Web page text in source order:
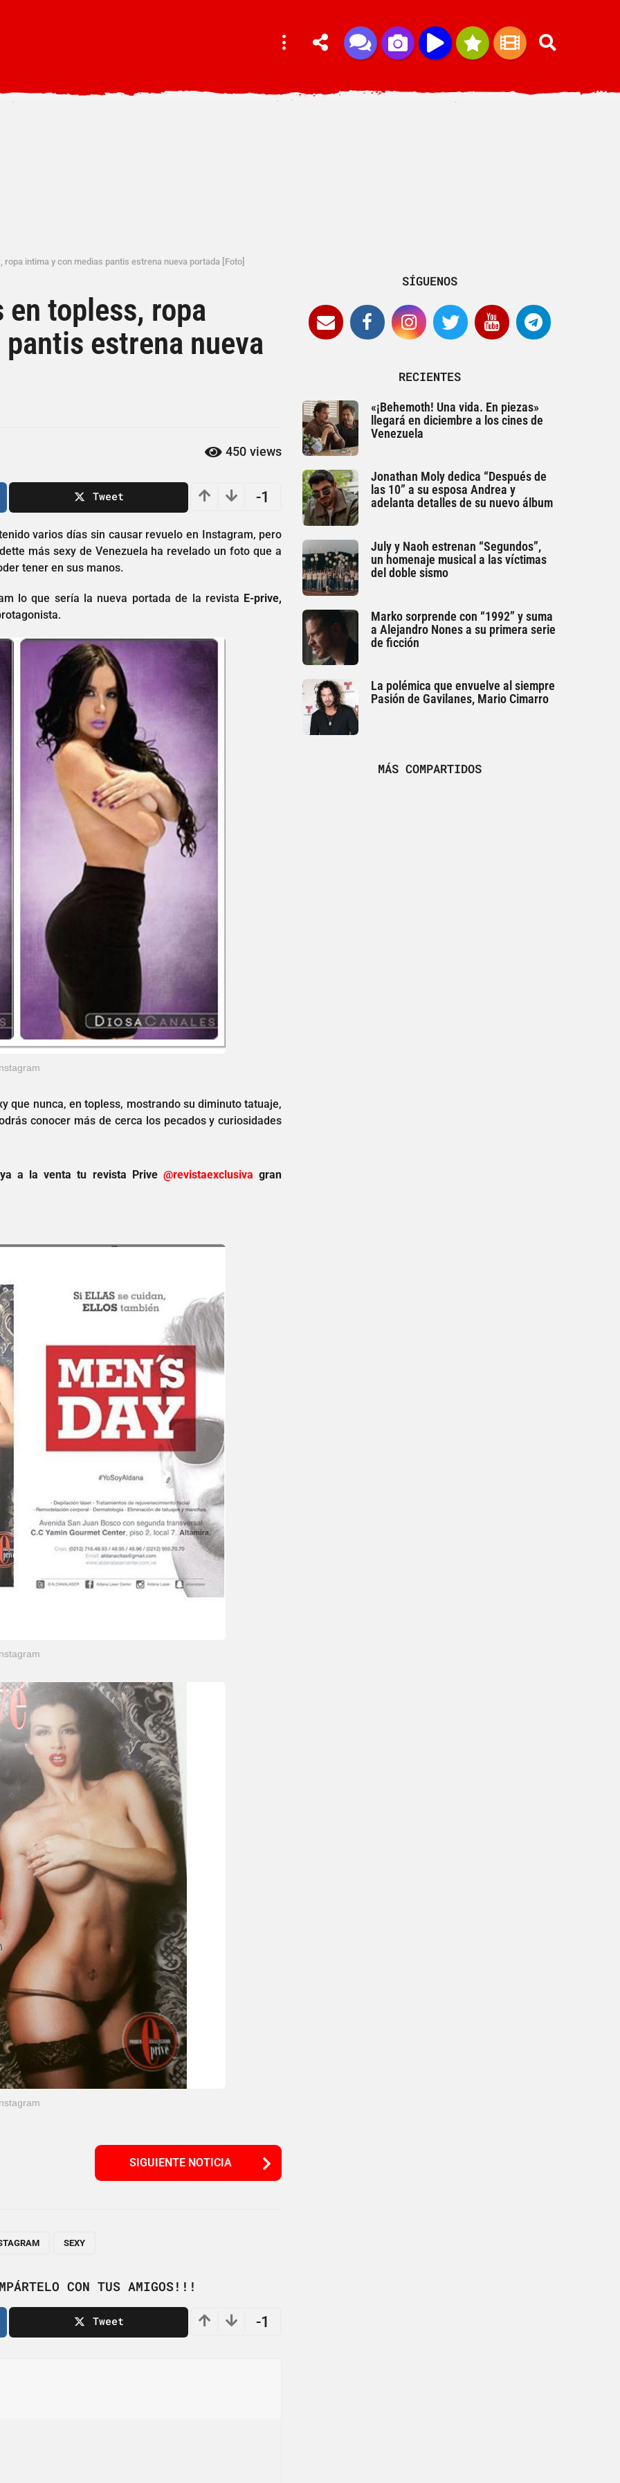
ropa intima y con medias pantis estrena nueva portada [Foto]
en topless, ropa
estrena nueva
450 views
-1
Tweet
varios días sin causar revuelo en Instagram, pero
más sexy de Venezuela ha revelado un foto que a
tener en sus manos.
lo que sería la nueva portada de la revista E-prive,
que nunca, en topless, mostrando su diminuto tatuaje,
conocer más de cerca los pecados y curiosidades
ya a la venta tu revista Prive@revistaexclusiva gran
SIGUIENTE NOTICIA
SEXY
CON TUS AMIGOS!!!
-1
Tweet
SÍGUENOS
RECIENTES
«¡Behemoth! Una vida. En piezas»
llegará en diciembre a los cines de
Venezuela
Jonathan Moly dedica “Después de
las 10” a su esposa Andrea y
adelanta detalles de su nuevo álbum
July y Naoh estrenan “Segundos”,
un homenaje musical a las víctimas
del doble sismo
Marko sorprende con “1992” y suma
a Alejandro Nones a su primera serie
de ficción
La polémica que envuelve al siempre
Pasión de Gavilanes, Mario Cimarro
MÁS COMPARTIDOS